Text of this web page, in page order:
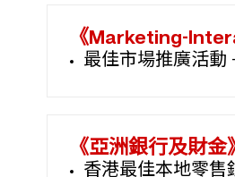
《Marketing-
最佳市場推廣活動
《亞洲銀行及財
香港最佳本地零售